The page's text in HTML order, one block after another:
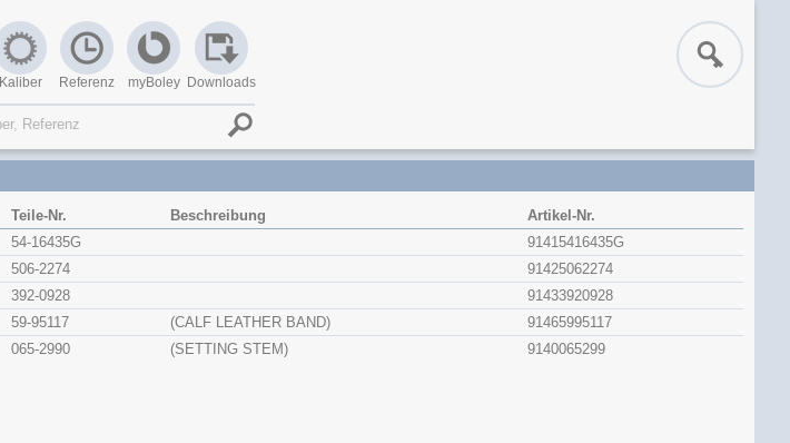
Kaliber Referenz myBoley Downloads
Teile-Nr. Beschreibung
Artikel-Nr.
54-16435G
91415416435G
506-2274
91425062274
392-0928
91433920928
59-95117 (CALF LEATHER BAND)
91465995117
065-2990 (SETTING STEM) 9140065299